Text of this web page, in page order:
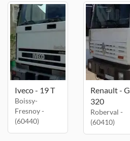
Iveco - 19 T
Boissy-
Fresnoy -
(60440)
Renault - G
320
Roberval -
(60410)